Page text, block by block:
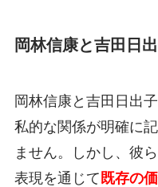
岡林信康と吉田日
岡林信康と吉田日出
私的な関係が明確に
ません。しかし、彼
表現を通じて 既存の